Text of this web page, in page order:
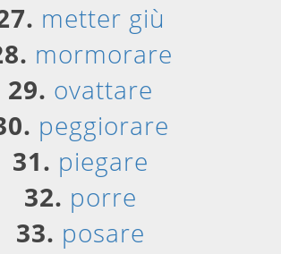
metter giù
mormorare
29. ovattare
peggiorare
31. piegare
32. porre
33. posare